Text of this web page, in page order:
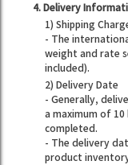
4. Delivery
1) Shipping
- The
weight and rate
included).
2) Delivery Date
- Generally,
a maximum of
completed.
- The delivery
product